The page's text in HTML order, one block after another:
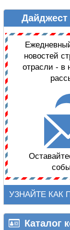
НОВОСТЕЙ
Дайджест
новостей
отрасли - в
УЗНАЙТЕ КАК
Каталог